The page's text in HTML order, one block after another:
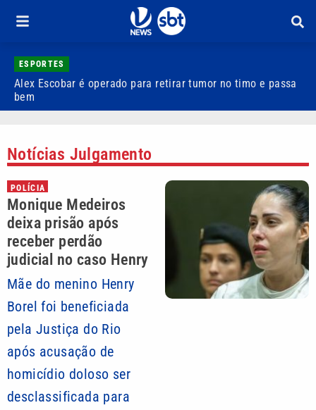
ESPORTES
Alex Escobar é operado para retirar tumor no timo e passa
bem
Notícias Julgamento
POLÍCIA
Monique Medeiros
deixa prisão após
receber perdão
judicial no caso Henry
Mãe do menino Henry
Borel foi beneficiada
pela Justiça do Rio
após acusação de
homicídio doloso ser
desclassificada para